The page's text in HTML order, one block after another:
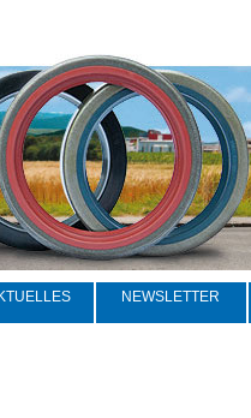
NEWSLETTER